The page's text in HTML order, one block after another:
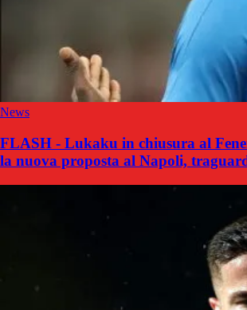
News
FLASH - Lukaku in chiusura al
la nuova proposta al Napoli,